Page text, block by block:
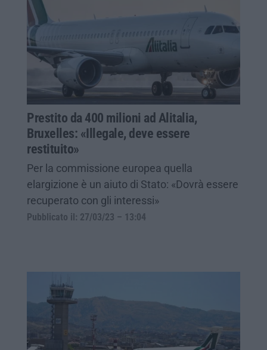
Prestito da 400 milioni ad Alitalia,
Bruxelles: «Illegale, deve essere
restituito»
Per la commissione europea quella
elargizione è un aiuto di Stato: «Dovrà essere
recuperato con gli interessi»
Pubblicato il: 27/03/23 – 13:04